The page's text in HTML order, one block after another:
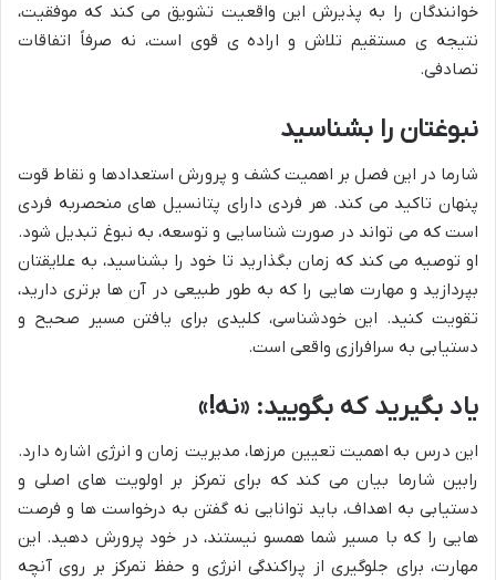
خوانندگان را به پذیرش این واقعیت تشویق می کند که موفقیت،
نتیجه ی مستقیم تلاش و اراده ی قوی است، نه صرفاً اتفاقات
تصادفی.
نبوغتان را بشناسید
شارما در این فصل بر اهمیت کشف و پرورش استعدادها و نقاط قوت
پنهان تاکید می کند. هر فردی دارای پتانسیل های منحصربه فردی
است که می تواند در صورت شناسایی و توسعه، به نبوغ تبدیل شود.
او توصیه می کند که زمان بگذارید تا خود را بشناسید، به علایقتان
بپردازید و مهارت هایی را که به طور طبیعی در آن ها برتری دارید،
تقویت کنید. این خودشناسی، کلیدی برای یافتن مسیر صحیح و
دستیابی به سرافرازی واقعی است.
یاد بگیرید که بگویید: «نه!»
این درس به اهمیت تعیین مرزها، مدیریت زمان و انرژی اشاره دارد.
رابین شارما بیان می کند که برای تمرکز بر اولویت های اصلی و
دستیابی به اهداف، باید توانایی نه گفتن به درخواست ها و فرصت
هایی را که با مسیر شما همسو نیستند، در خود پرورش دهید. این
مهارت، برای جلوگیری از پراکندگی انرژی و حفظ تمرکز بر روی آنچه